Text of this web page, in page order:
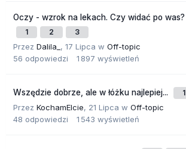
Oczy - wzrok na lekach. Czy widać po was?
1 2 3
Przez Dalila_ , 17 Lipca w Off-topic
56 odpowiedzi 1 897 wyświetleń
Wszędzie dobrze, ale w łóżku najlepiej... 1
Przez KochamElcie, 21 Lipca w Off-topic
48 odpowiedzi 1 543 wyświetleń